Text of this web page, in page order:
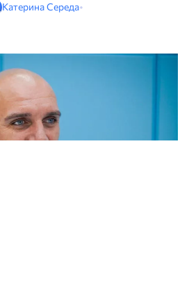
Катерина Середа•